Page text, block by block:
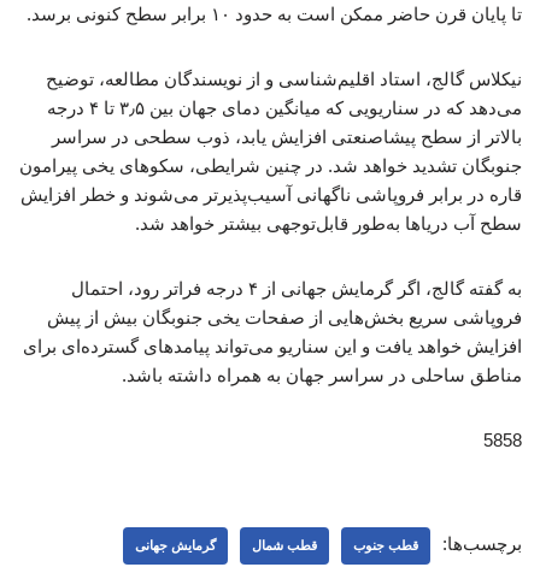
تا پایان قرن حاضر ممکن است به حدود ۱۰ برابر سطح کنونی برسد.
نیکلاس گالج، استاد اقلیم‌شناسی و از نویسندگان مطالعه، توضیح
می‌دهد که در سناریویی که میانگین دمای جهان بین ۳٫۵ تا ۴ درجه
بالاتر از سطح پیشاصنعتی افزایش یابد، ذوب سطحی در سراسر
جنوبگان تشدید خواهد شد. در چنین شرایطی، سکوهای یخی پیرامون
قاره در برابر فروپاشی ناگهانی آسیب‌پذیرتر می‌شوند و خطر افزایش
سطح آب دریاها به‌طور قابل‌توجهی بیشتر خواهد شد.
به گفته گالج، اگر گرمایش جهانی از ۴ درجه فراتر رود، احتمال
فروپاشی سریع بخش‌هایی از صفحات یخی جنوبگان بیش از پیش
افزایش خواهد یافت و این سناریو می‌تواند پیامدهای گسترده‌ای برای
مناطق ساحلی در سراسر جهان به همراه داشته باشد.
5858
برچسب‌ها: قطب جنوب قطب شمال گرمایش جهانی